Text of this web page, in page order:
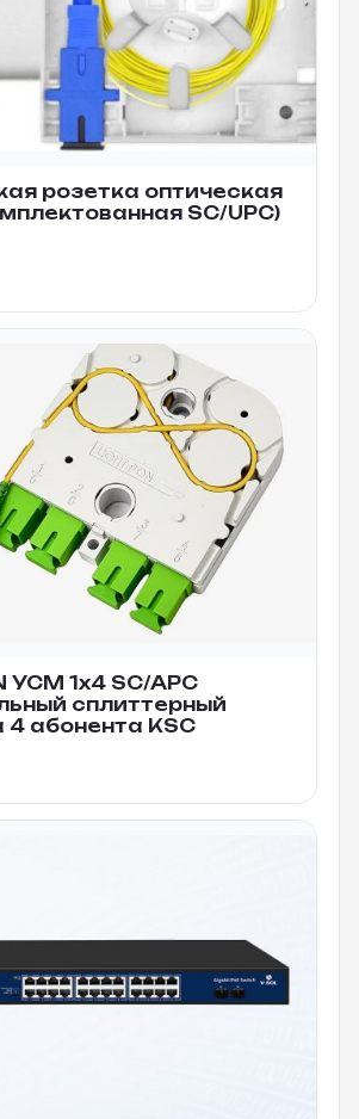
розетка оптическая
SC/UPC)
УСМ 1х4 SC/APC
сплиттерный
4 абонента KSC